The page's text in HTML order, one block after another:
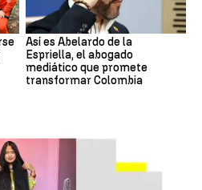
Así es Abelardo de la
Espriella, el abogado
mediático que promete
transformar Colombia